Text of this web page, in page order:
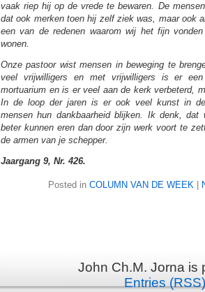
vaak riep hij op de vrede te bewaren. De
dat ook merken toen hij zelf ziek was, maar ook
een van de redenen waarom wij het fijn
wonen.
Onze pastoor wist mensen in beweging te
veel vrijwilligers en met vrijwilligers is er
mortuarium en is er veel aan de kerk verbeterd,
In de loop der jaren is er ook veel kunst in
mensen hun dankbaarheid blijken. Ik denk, dat
beter kunnen eren dan door zijn werk voort te
de armen van je schepper.
Jaargang 9, Nr. 426.
Posted in COLUMN VAN DE WEEK
John Ch.M. Jorna
Entries (RSS)